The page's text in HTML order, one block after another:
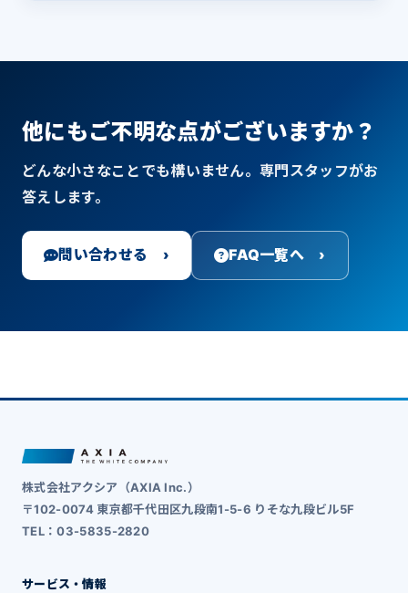
他にもご不明な点がございますか？
どんな小さなことでも構いません。専門スタッフがお
答えします。
問い合わせる › FAQ一覧へ ›
株式会社アクシア（AXIA Inc.）
〒102-0074 東京都千代田区九段南1-5-6 りそな九段ビル5F
TEL：03-5835-2820
サービス・情報